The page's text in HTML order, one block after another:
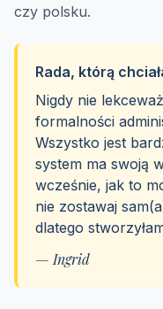
czy polsku.
Rada, którą
Nigdy nie
formalności
Wszystko jest
system ma swoją
wcześnie, jak to
nie zostawaj
dlatego
— Ingrid